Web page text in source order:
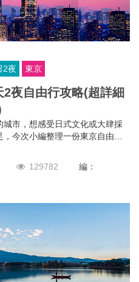
2夜 東京
2夜自由行攻略(超詳細
市，想感受日式文化或大肆採
今次小編整理一份東京自由行3
下以３曰２夜的
東京
旅！
129782
編：